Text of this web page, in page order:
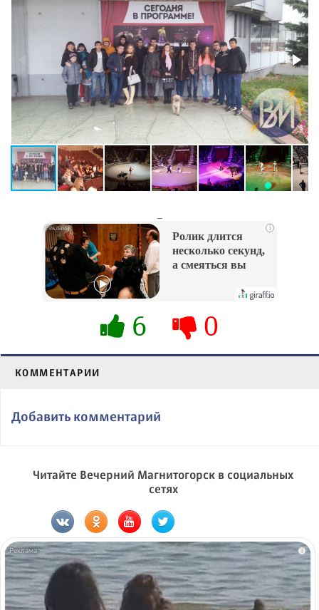
i
Ролик длится
несколько секунд,
а смеяться вы
6 0
КОММЕНТАРИИ
Добавить комментарий
Читайте Вечерний Магнитогорск в социальных
сетях
i